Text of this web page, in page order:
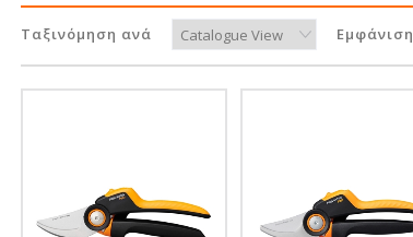
Ταξινόμηση ανά Εμφάνιση